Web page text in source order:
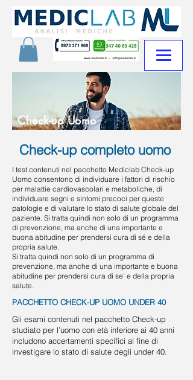
Check-up Uomo
Check-up completo uomo
I test contenuti nel pacchetto Mediclab Check-up
Uomo consentono di individuare i fattori di rischio
per malattie cardiovascolari e metaboliche, di
individuare segni e sintomi precoci per queste
patologie e di valutare lo stato di salute globale del
paziente. Si tratta quindi non solo di un programma
di prevenzione, ma anche di una importante e
buona abitudine per prendersi cura di sé e della
propria salute.
Si tratta quindi non solo di un programma di
prevenzione, ma anche di una importante e buona
abitudine per prendersi cura di se’ e della propria
salute.
PACCHETTO CHECK-UP UOMO UNDER 40
Gli esami contenuti nel pacchetto Check-up
studiato per l’uomo con età inferiore ai 40 anni
includono accertamenti specifici al fine di
investigare lo stato di salute degli under 40.